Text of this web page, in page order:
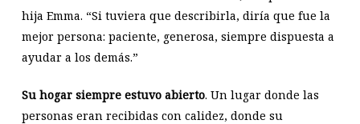
hija Emma. “Si tuviera que describirla, diría que fue la
mejor persona: paciente, generosa, siempre dispuesta a
ayudar a los demás.”
Su hogar siempre estuvo abierto. Un lugar donde las
personas eran recibidas con calidez, donde su